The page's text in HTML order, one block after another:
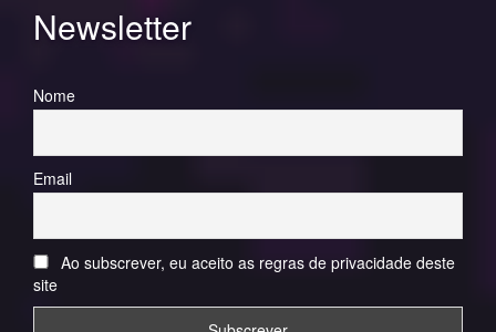
Newsletter
Nome
Email
Ao subscrever, eu aceito as regras de privacidade deste
site